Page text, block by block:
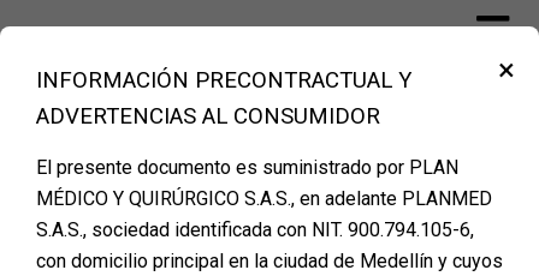
contentFinanciación Cirugía Plástica Medellín –
PLANMED
Agenda tu cita de
×
INFORMACIÓN PRECONTRACTUAL Y
ADVERTENCIAS AL CONSUMIDOR
El presente documento es suministrado por PLAN
MÉDICO Y QUIRÚRGICO S.A.S., en adelante PLANMED
S.A.S., sociedad identificada con NIT. 900.794.105-6,
con domicilio principal en la ciudad de Medellín y cuyos